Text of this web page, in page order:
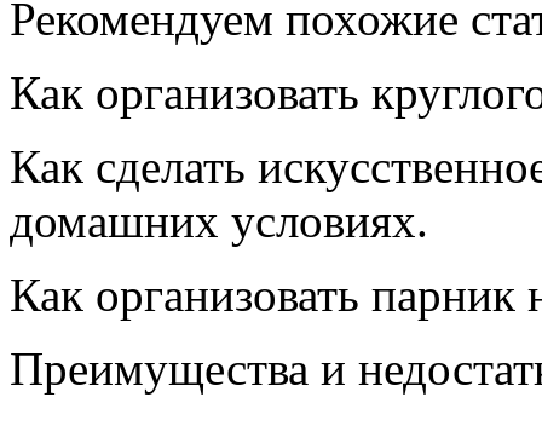
Рекомендуем похожие
Как организовать
Как сделать
домашних условиях.
Как организовать
Преимущества и